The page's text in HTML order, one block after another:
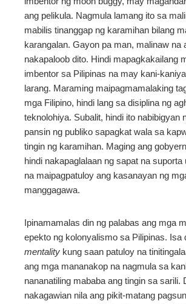
ang pelikula. Nagmula lamang ito sa
mabilis tinanggap ng karamihan bilang
karangalan. Gayon pa man, malinaw na
nakapaloob dito. Hindi mapagkakailang
imbentor sa Pilipinas na may kani-
larang. Maraming maipagmamalaking
mga Filipino, hindi lang sa disiplina ng
teknolohiya. Subalit, hindi ito nabibigyan
pansin ng publiko sapagkat wala sa
tingin ng karamihan. Maging ang
hindi nakapaglalaan ng sapat na suporta
na maipagpatuloy ang kasanayan ng
manggagawa.
Ipinamamalas din ng palabas ang mga
epekto ng kolonyalismo sa Pilipinas. Isa
mentality kung saan patuloy na
ang mga mananakop na nagmula sa
nananatiling mababa ang tingin sa sarili.
nakagawian nila ang pikit-matang